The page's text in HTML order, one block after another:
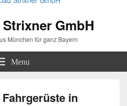
GmbH
München für ganz Bayern
Menu
in